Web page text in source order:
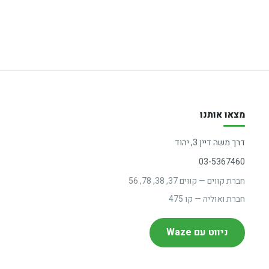
מצאו אותנו
דרך משה דיין 3, יהוד
03-5367460
חברת קווים — קווים 37, 38, 78, 56
חברת ואוליה — קו 475
ניווט עם Waze